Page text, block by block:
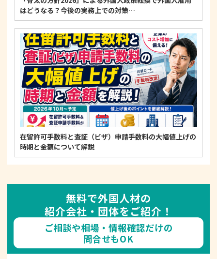
はどうなる？今後の実務上での対策…
在留許可手数料と査証（ビザ）申請手数料の大幅値上げの
時期と金額について解説
無料で外国人材の
紹介会社・団体をご紹介！
ご相談や相場・情報確認だけの
問合せもOK